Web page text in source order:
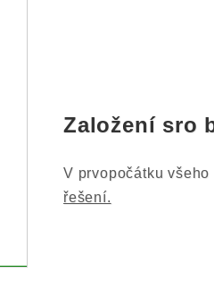
Založení sro
V prvopočátku
řešení.